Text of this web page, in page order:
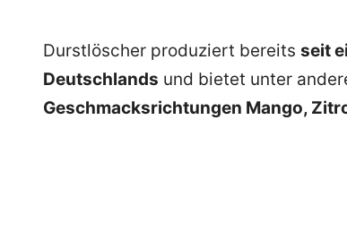
Durstlöscher produziert bereits seit
Deutschlands und bietet unter
Geschmacksrichtungen Mango,